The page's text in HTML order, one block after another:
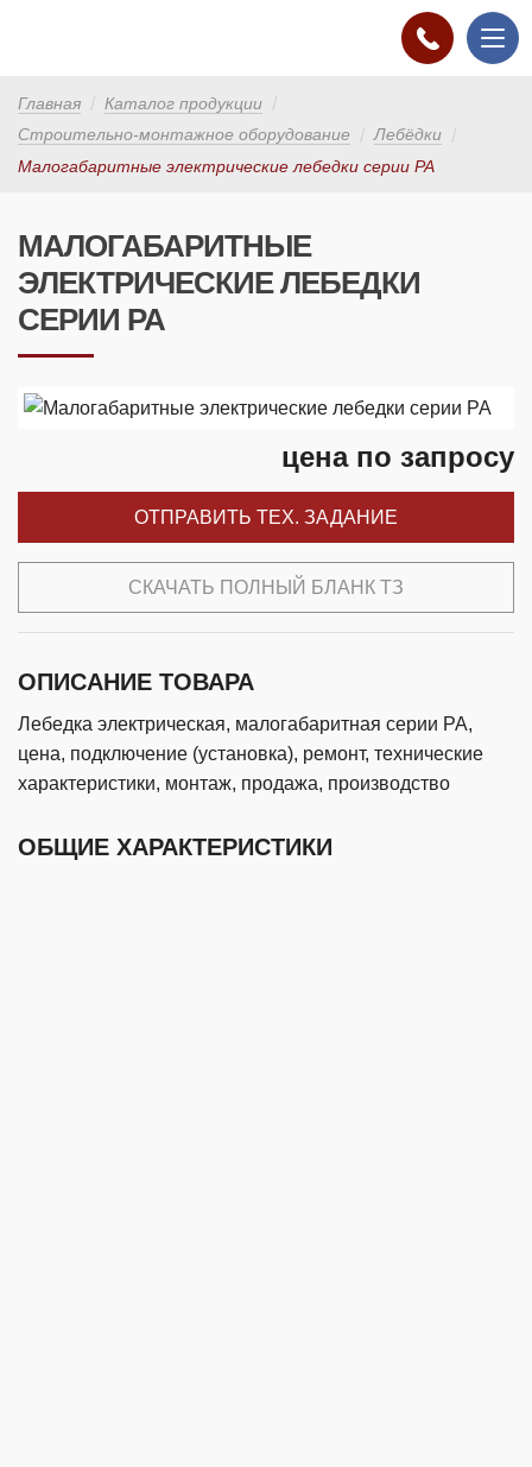
Главная
Каталог продукции
Строительно-монтажное оборудование
Лебёдки
Малогабаритные электрические лебедки серии РА
МАЛОГАБАРИТНЫЕ
ЭЛЕКТРИЧЕСКИЕ ЛЕБЕДКИ
СЕРИИ РА
цена по запросу
ОТПРАВИТЬ ТЕХ. ЗАДАНИЕ
СКАЧАТЬ ПОЛНЫЙ БЛАНК ТЗ
ОПИСАНИЕ ТОВАРА
Лебедка электрическая, малогабаритная серии РА,
цена, подключение (установка), ремонт, технические
характеристики, монтаж, продажа, производство
ОБЩИЕ ХАРАКТЕРИСТИКИ